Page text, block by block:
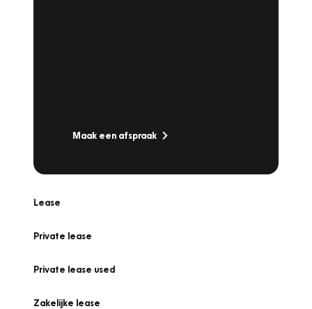
Maak een afspraak
Lease
Private lease
Private lease used
Zakelijke lease